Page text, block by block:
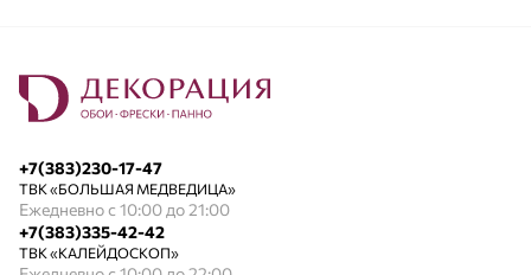
+7(383)230-17-47
ТВК «БОЛЬШАЯ МЕДВЕДИЦА»
Ежедневно с 10:00 до 21:00
+7(383)335-42-42
ТВК «КАЛЕЙДОСКОП»